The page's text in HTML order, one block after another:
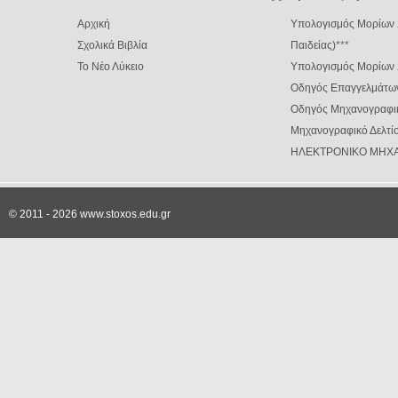
Αρχική
Σχολικά Βιβλία
Το Νέο Λύκειο
Υπολογισμός Μορίων
Παιδείας)***
Υπολογισμός
Οδηγός
Οδηγός
Μηχανογραφικό
ΗΛΕΚΤΡΟΝΙΚΟ
© 2011 - 2026 www.stoxos.edu.gr